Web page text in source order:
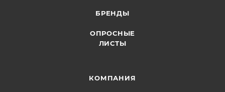
БРЕНДЫ
ОПРОСНЫЕ
ЛИСТЫ
КОМПАНИЯ